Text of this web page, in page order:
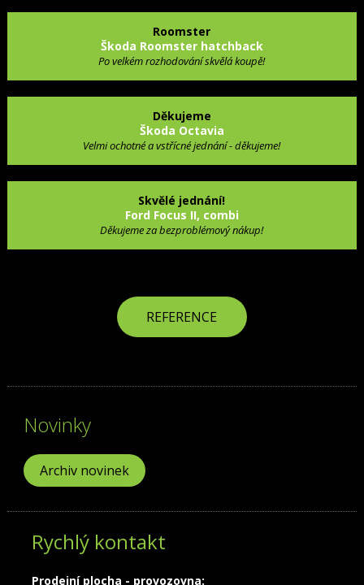
Roomster
Škoda Roomster hatchback
Po velkém rozhodování skvělá koupě!
Děkujeme
Škoda Octavia
Velmi ochotné a vstřícné jednání - děkujeme!
Skvělé jednání!
Ford Focus II, combi
Děkujeme za bezproblémový nákup!
REFERENCE
Novinky
Archiv novinek
Rychlý kontakt
Prodejní plocha - provozovna: